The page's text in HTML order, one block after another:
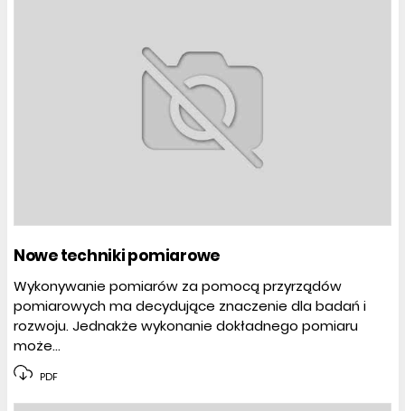
Nowe techniki pomiarowe
Wykonywanie pomiarów za pomocą przyrządów
pomiarowych ma decydujące znaczenie dla badań i
rozwoju. Jednakże wykonanie dokładnego pomiaru
może...
PDF